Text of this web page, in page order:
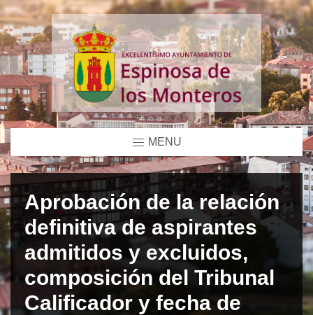
MENU
Aprobación de la relación
definitiva de aspirantes
admitidos y excluidos,
composición del Tribunal
Calificador y fecha de